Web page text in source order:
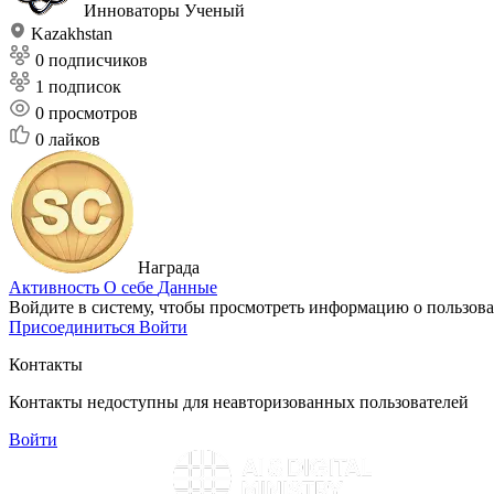
Инноваторы Ученый
Kazakhstan
0 подписчиков
1 подписок
0 просмотров
0 лайков
Награда
Активность О себе Данные
Войдите в систему, чтобы просмотреть информацию о
Присоединиться Войти
Контакты
Контакты недоступны для неавторизованных пользователей
Войти